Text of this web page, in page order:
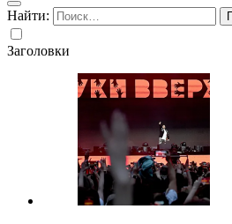
Найти:
Заголовки